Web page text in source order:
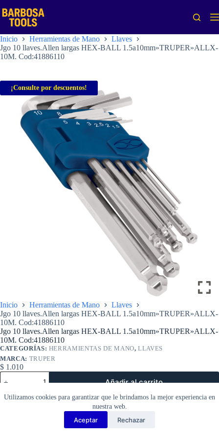
al
contenido
Utilizamos cookies para garantizar que le brindamos la mejor experiencia en
nuestra web.
Aceptar Rechazar
Inicio Herramientas de Mano
Llaves
Jgo 10 llaves.Allen largas HEX-BALL 1.5a10mm»TRUPER»ALLX-
10M. Cod:41886110
¡Consulte por descuentos!
Inicio Herramientas de Mano
Llaves
Jgo 10 llaves.Allen largas HEX-BALL 1.5a10mm»TRUPER»ALLX-
10M. Cod:41886110
Jgo 10 llaves.Allen largas HEX-BALL 1.5a10mm»TRUPER»ALLX-
10M. Cod:41886110
CATEGORÍAS: HERRAMIENTAS DE MANO,LLAVES
MARCA: TRUPER
$ 1.010
Jgo
10
largas
1.5a10mm»TRUPER»ALLX-
Añadir al carrito
Copyright Barbosa Tools©